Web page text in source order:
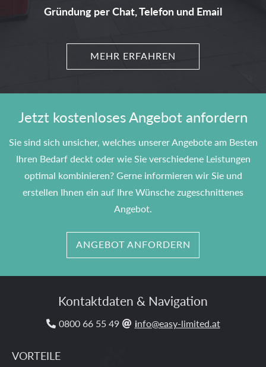
Gründung per Chat, Telefon und Email
MEHR ERFAHREN
Jetzt kostenloses Angebot anfordern
Sie sind sich unsicher, welches unserer Angebote am Besten
Ihren Bedarf deckt oder wie Sie verschiedene Leistungen
optimal kombinieren? Gerne informieren wir Sie und
erstellen Ihnen ein auf Ihre Wünsche zugeschnittenes
Angebot.
ANGEBOT ANFORDERN
Kontaktdaten & Navigation
 0800­ 66­ 55­ 49  info@easy-limited.at
VORTEILE